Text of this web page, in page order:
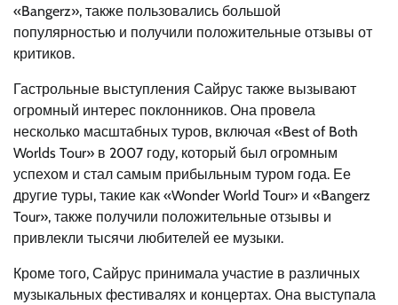
«Bangerz», также пользовались большой
популярностью и получили положительные отзывы от
критиков.
Гастрольные выступления Сайрус также вызывают
огромный интерес поклонников. Она провела
несколько масштабных туров, включая «Best of Both
Worlds Tour» в 2007 году, который был огромным
успехом и стал самым прибыльным туром года. Ее
другие туры, такие как «Wonder World Tour» и «Bangerz
Tour», также получили положительные отзывы и
привлекли тысячи любителей ее музыки.
Кроме того, Сайрус принимала участие в различных
музыкальных фестивалях и концертах. Она выступала